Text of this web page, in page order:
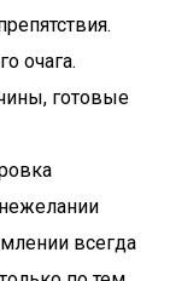
очага.
готовые
всегда